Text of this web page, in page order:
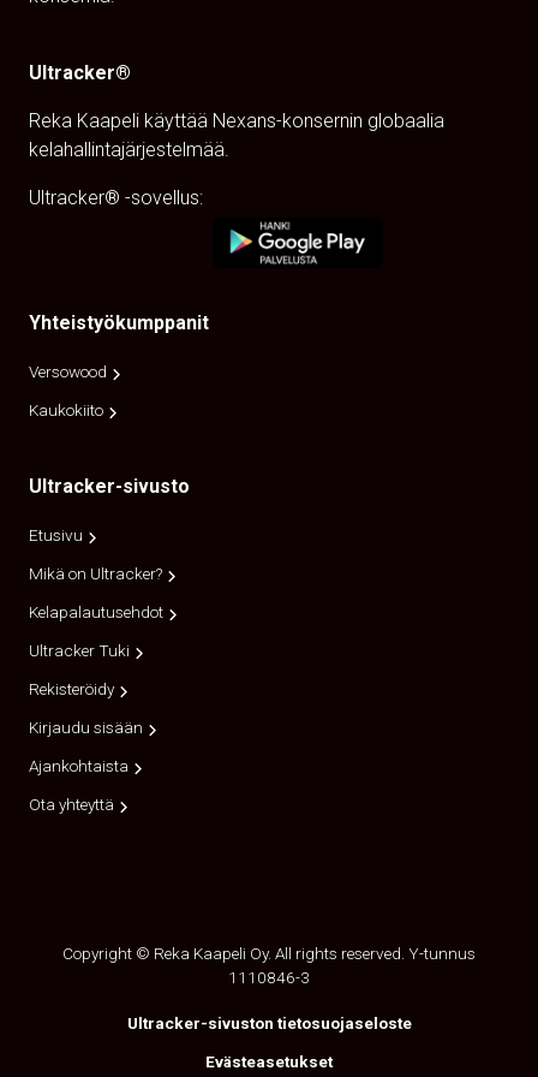
Ultracker®
Reka Kaapeli käyttää Nexans-konsernin globaalia
kelahallintajärjestelmää.
Ultracker® -sovellus:
Yhteistyökumppanit
Versowood
Kaukokiito
Ultracker-sivusto
Etusivu
Mikä on Ultracker?
Kelapalautusehdot
Ultracker Tuki
Rekisteröidy
Kirjaudu sisään
Ajankohtaista
Ota yhteyttä
Copyright © Reka Kaapeli Oy. All rights reserved. Y-tunnus
1110846-3
Ultracker-sivuston tietosuojaseloste
Evästeasetukset